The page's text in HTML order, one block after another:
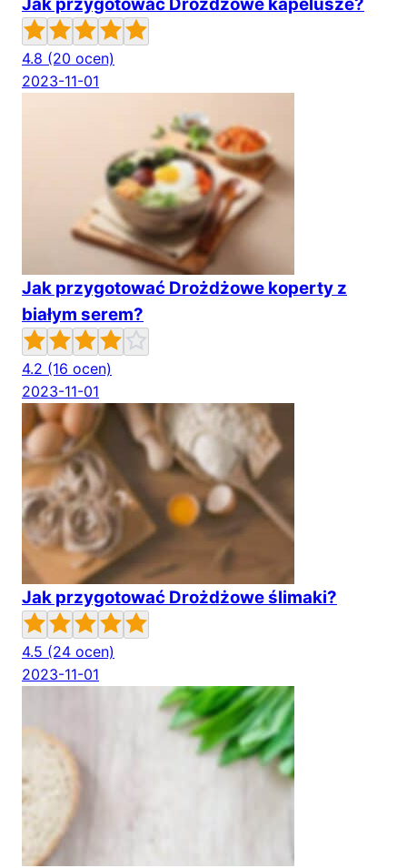
4.8 (20 ocen)
2023-11-01
Jak przygotować Drożdżowe koperty z
białym serem?
4.2 (16 ocen)
2023-11-01
Jak przygotować Drożdżowe ślimaki?
4.5 (24 ocen)
2023-11-01